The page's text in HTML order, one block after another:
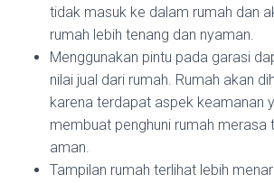
tidak masuk ke dalam rumah dan
rumah lebih tenang dan nyaman.
Menggunakan pintu pada garasi
nilai jual dari rumah. Rumah akan
karena terdapat aspek keamanan
membuat penghuni rumah merasa
aman.
Tampilan rumah terlihat lebih